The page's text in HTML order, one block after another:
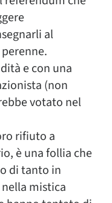
al
perenne.
e con una
(non
votato nel
rifiuto a
è una follia che
di tanto in
mistica